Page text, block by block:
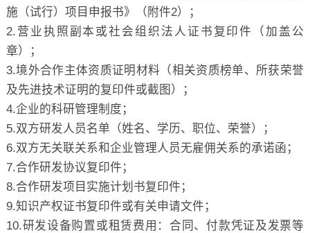
施（试行）项目申报书》（附件2）；
2.营业执照副本或社会组织法人证书复印件（加盖公
章）；
3.境外合作主体资质证明材料（相关资质榜单、所获荣誉
及先进技术证明的复印件或截图）；
4.企业的科研管理制度；
5.双方研发人员名单（姓名、学历、职位、荣誉）；
6.双方无关联关系和企业管理人员无雇佣关系的承诺函；
7.合作研发协议复印件；
8.合作研发项目实施计划书复印件；
9.知识产权证书复印件或有关申请文件；
10.研发设备购置或租赁费用：合同、付款凭证及发票等